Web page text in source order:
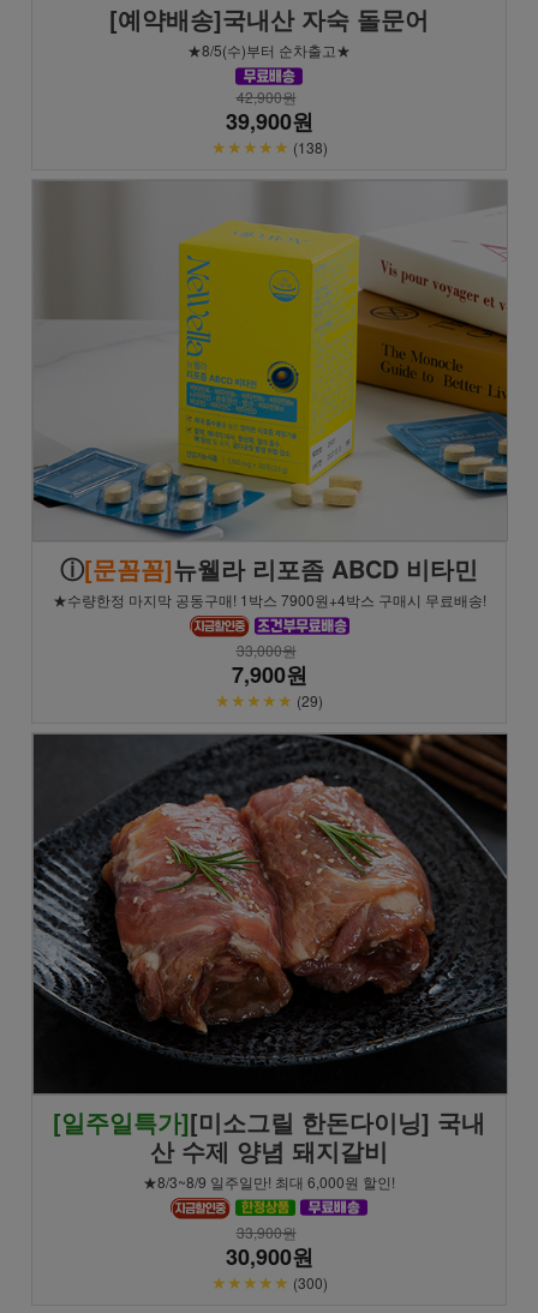
[예약배송]국내산 자숙 돌문어
★8/5(수)부터 순차출고★
42,900원
39,900원
★★★★★ (138)
ⓘ[문꼼꼼]뉴웰라 리포좀 ABCD 비타민
★수량한정 마지막 공동구매! 1박스 7900원+4박스 구매시 무료배송!
33,000원
7,900원
★★★★★ (29)
[일주일특가][미소그릴 한돈다이닝] 국내
산 수제 양념 돼지갈비
★8/3~8/9 일주일만! 최대 6,000원 할인!
33,900원
30,900원
★★★★★ (300)